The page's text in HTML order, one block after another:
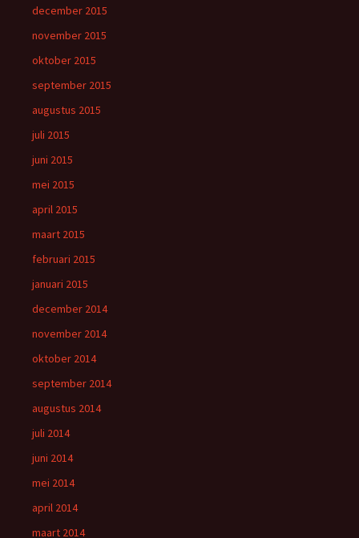
december 2015
november 2015
oktober 2015
september 2015
augustus 2015
juli 2015
juni 2015
mei 2015
april 2015
maart 2015
februari 2015
januari 2015
december 2014
november 2014
oktober 2014
september 2014
augustus 2014
juli 2014
juni 2014
mei 2014
april 2014
maart 2014